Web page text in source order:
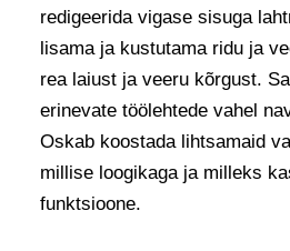
redigeerida vigase sisuga
lisama ja kustutama ridu ja
rea laiust ja veeru kõrgust.
erinevate töölehtede vahel
Oskab koostada lihtsamaid
millise loogikaga ja milleks
funktsioone.